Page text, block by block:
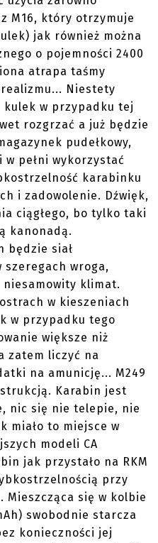
M16, który otrzymuje
jak również można
o pojemności 2400
atrapa taśmy
Niestety
kulek w przypadku tej
rozgrzać a już będzie
pudełkowy,
pełni wykorzystać
karabinku
i zadowolenie. Dźwięk,
ciągłego, bo tylko taki
kanonadą.
będzie siał
wroga,
klimat.
w kieszeniach
w przypadku tego
większe niż
zatem liczyć na
na amunicję... M249
Karabin jest
nic się nie telepie, nie
miało to miejsce w
modeli CA
jak przystało na RKM
przy
się w kolbie
swobodnie starcza
konieczności jej